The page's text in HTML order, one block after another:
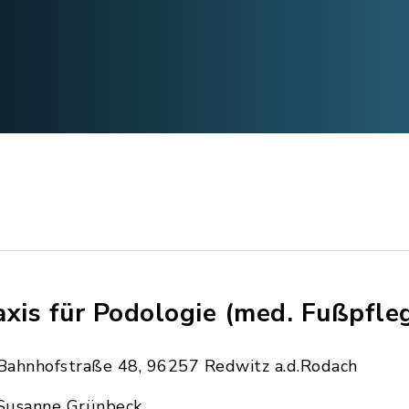
für Podologie (med.
48, 96257 Redwitz a.d.Rodach